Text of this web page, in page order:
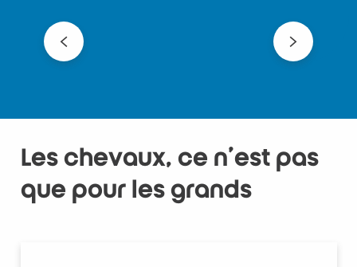
à faire en famille, et
de trot à
l’hippodrome a été
une belle découverte
Les chevaux, ce n’est pas
que pour les grands